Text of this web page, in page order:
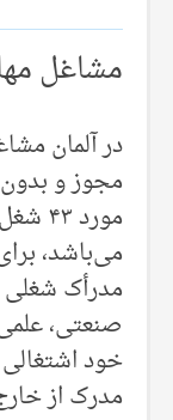
مشاغل
مجوز و
می‌‌باشد،
مدرأک
صنعتی‌،
خود
مدرک از